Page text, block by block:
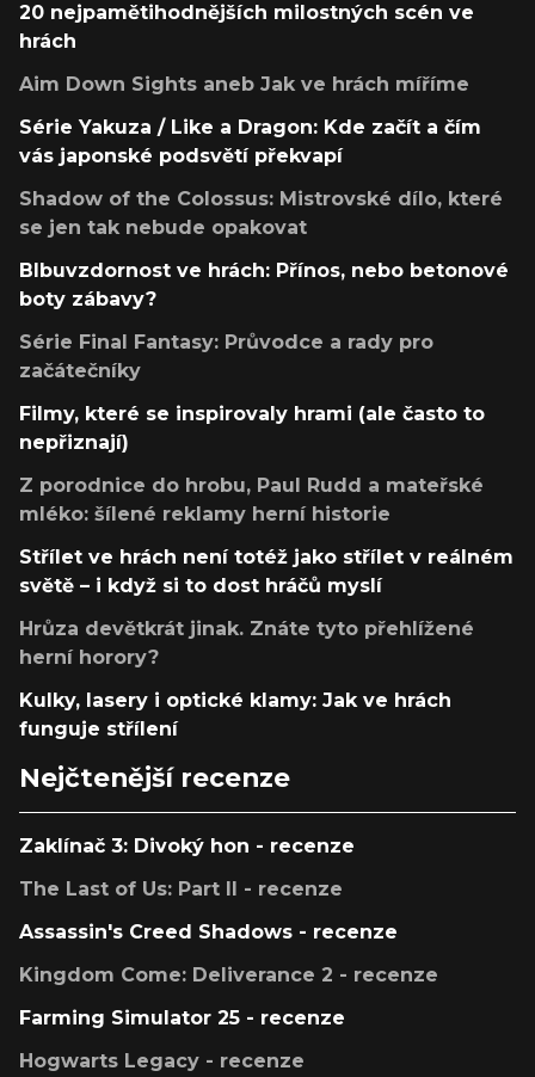
20 nejpamětihodnějších milostných scén ve
hrách
Aim Down Sights aneb Jak ve hrách míříme
Série Yakuza / Like a Dragon: Kde začít a čím
vás japonské podsvětí překvapí
Shadow of the Colossus: Mistrovské dílo, které
se jen tak nebude opakovat
Blbuvzdornost ve hrách: Přínos, nebo betonové
boty zábavy?
Série Final Fantasy: Průvodce a rady pro
začátečníky
Filmy, které se inspirovaly hrami (ale často to
nepřiznají)
Z porodnice do hrobu, Paul Rudd a mateřské
mléko: šílené reklamy herní historie
Střílet ve hrách není totéž jako střílet v reálném
světě – i když si to dost hráčů myslí
Hrůza devětkrát jinak. Znáte tyto přehlížené
herní horory?
Kulky, lasery i optické klamy: Jak ve hrách
funguje střílení
Nejčtenější recenze
Zaklínač 3: Divoký hon - recenze
The Last of Us: Part II - recenze
Assassin's Creed Shadows - recenze
Kingdom Come: Deliverance 2 - recenze
Farming Simulator 25 - recenze
Hogwarts Legacy - recenze